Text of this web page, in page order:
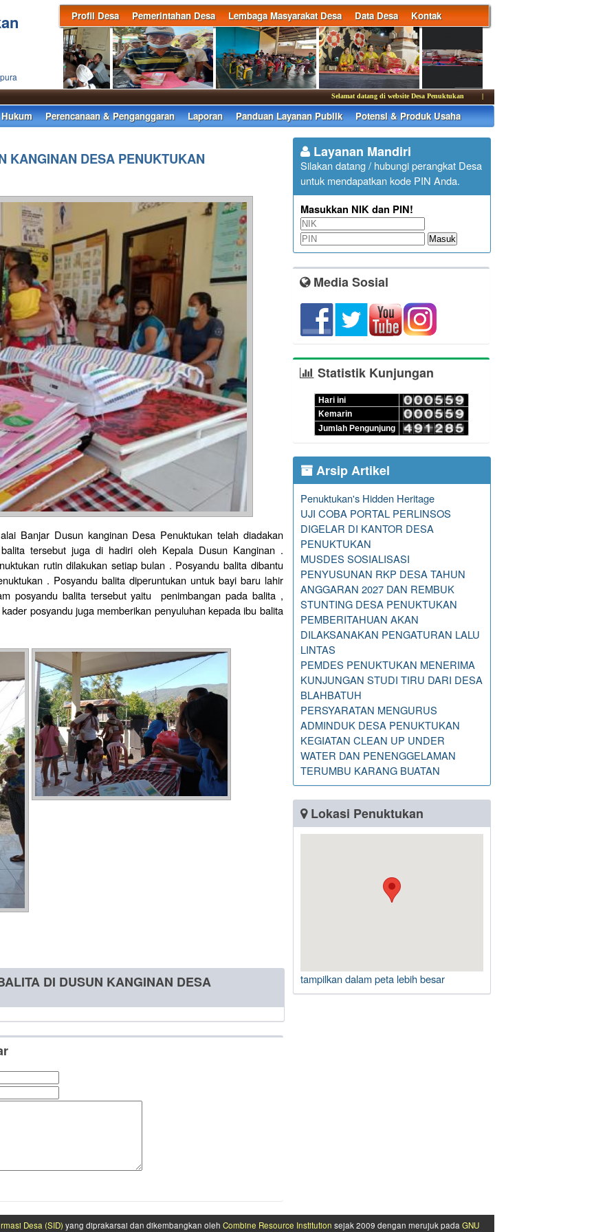
Profil Desa Pemerintahan Desa Lembaga Masyarakat Desa Data Desa Kontak
Selamat datang di website Desa Penuktukan
Perencanaan & Penganggaran Laporan Panduan Layanan Publik Potensi & Produk Usaha
KANGINAN DESA PENUKTUKAN
Banjar Dusun kanginan Desa Penuktukan telah diadakan
tersebut juga di hadiri oleh Kepala Dusun Kanginan .
rutin dilakukan setiap bulan . Posyandu balita dibantu
. Posyandu balita diperuntukan untuk bayi baru lahir
posyandu balita tersebut yaitu penimbangan pada balita ,
posyandu juga memberikan penyuluhan kepada ibu balita
DI DUSUN KANGINAN DESA
Layanan Mandiri
Silakan datang / hubungi perangkat Desa
untuk mendapatkan kode PIN Anda.
Masukkan NIK dan PIN!
Masuk
Media Sosial
Statistik Kunjungan
Hari ini
Kemarin
Jumlah Pengunjung
Arsip Artikel
Penuktukan's Hidden Heritage
UJI COBA PORTAL PERLINSOS
DIGELAR DI KANTOR DESA
PENUKTUKAN
MUSDES SOSIALISASI
PENYUSUNAN RKP DESA TAHUN
ANGGARAN 2027 DAN REMBUK
STUNTING DESA PENUKTUKAN
PEMBERITAHUAN AKAN
DILAKSANAKAN PENGATURAN LALU
LINTAS
PEMDES PENUKTUKAN MENERIMA
KUNJUNGAN STUDI TIRU DARI DESA
BLAHBATUH
PERSYARATAN MENGURUS
ADMINDUK DESA PENUKTUKAN
KEGIATAN CLEAN UP UNDER
WATER DAN PENENGGELAMAN
TERUMBU KARANG BUATAN
Lokasi Penuktukan
tampilkan dalam peta lebih besar
Desa (SID) yang diprakarsai dan dikembangkan oleh Combine Resource Institution sejak 2009 dengan merujuk pada GNU